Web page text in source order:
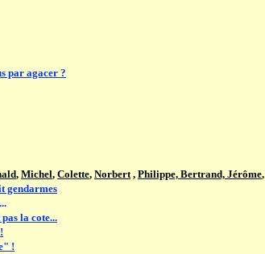
par agacer ?
, Michel, Colette, Norbert, Philippe, Bertrand, Jérôme,
gendarmes
...
la cote...
!